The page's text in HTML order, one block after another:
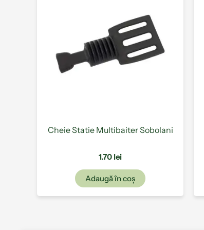
Cheie Statie Multibaiter Sobolani
1.70 lei
Adaugă în coș